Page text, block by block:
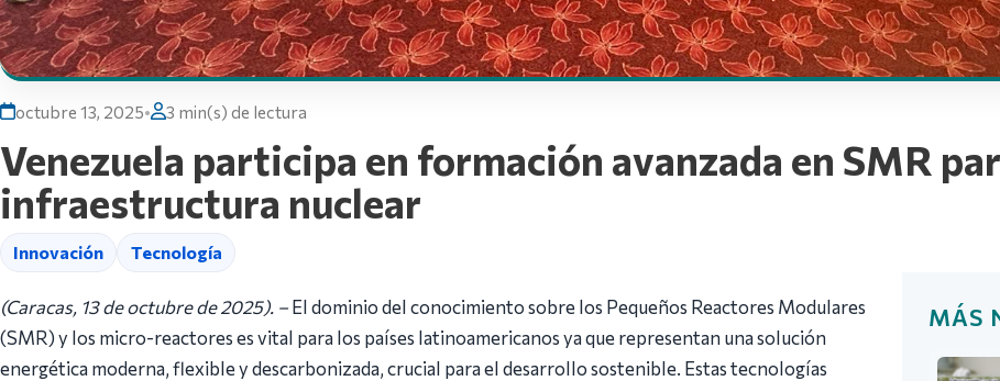
octubre 13, 2025• 3 min(s) de lectura
Venezuela participa en formación avanzada en SMR
infraestructura nuclear
Innovación Tecnología
(Caracas, 13 de octubre de 2025). – El dominio del conocimiento sobre los Pequeños Reactores Modulares
(SMR) y los micro-reactores es vital para los países latinoamericanos ya que representan una solución
energética moderna, flexible y descarbonizada, crucial para el desarrollo sostenible. Estas tecnologías
MÁS